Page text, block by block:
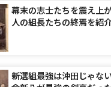
幕末の志士たちを震え上
人の組長たちの終焉を紹
新選組最強は沖田じゃな